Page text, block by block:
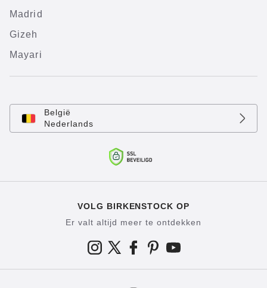
Madrid
Gizeh
Mayari
België
Nederlands
VOLG BIRKENSTOCK OP
Er valt altijd meer te ontdekken